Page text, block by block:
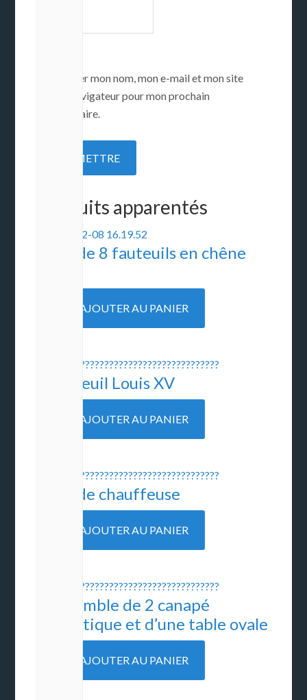
Enregistrer mon nom, mon e-mail et mon site
dans le navigateur pour mon prochain
commentaire.
Produits apparentés
Suite de 8 fauteuils en chêne
AJOUTER AU PANIER
1 Fauteuil Louis XV
AJOUTER AU PANIER
Paire de chauffeuse
AJOUTER AU PANIER
1 ensemble de 2 canapé
romantique et d’une table ovale
AJOUTER AU PANIER